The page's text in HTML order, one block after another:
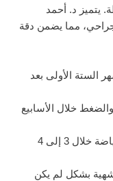
يتميز د. أحمد
مما يضمن دقة
الأشهر الستة الأولى بعد
خلال الأسابيع
عودة لممارسة الحياة الطبيعية والرياضة خلال 3 إلى 4
بشكل لم يكن